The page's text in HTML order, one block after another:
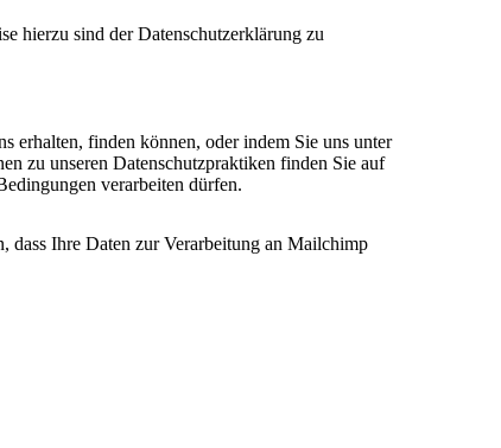
hierzu sind der Datenschutzerklärung zu
erhalten, finden können, oder indem Sie uns unter
zu unseren Datenschutzpraktiken finden Sie auf
verarbeiten dürfen.
dass Ihre Daten zur Verarbeitung an Mailchimp